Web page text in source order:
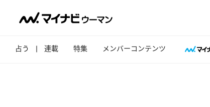
占う 連載 特集 メンバーコンテンツ